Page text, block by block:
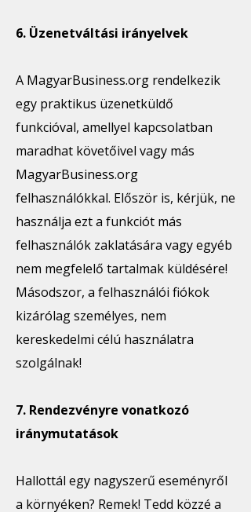
6. Üzenetváltási irányelvek
A MagyarBusiness.org rendelkezik
egy praktikus üzenetküldő
funkcióval, amellyel kapcsolatban
maradhat követőivel vagy más
MagyarBusiness.org
felhasználókkal. Először is, kérjük, ne
használja ezt a funkciót más
felhasználók zaklatására vagy egyéb
nem megfelelő tartalmak küldésére!
Másodszor, a felhasználói fiókok
kizárólag személyes, nem
kereskedelmi célú használatra
szolgálnak!
7. Rendezvényre vonatkozó
iránymutatások
Hallottál egy nagyszerű eseményről
a környéken? Remek! Tedd közzé a